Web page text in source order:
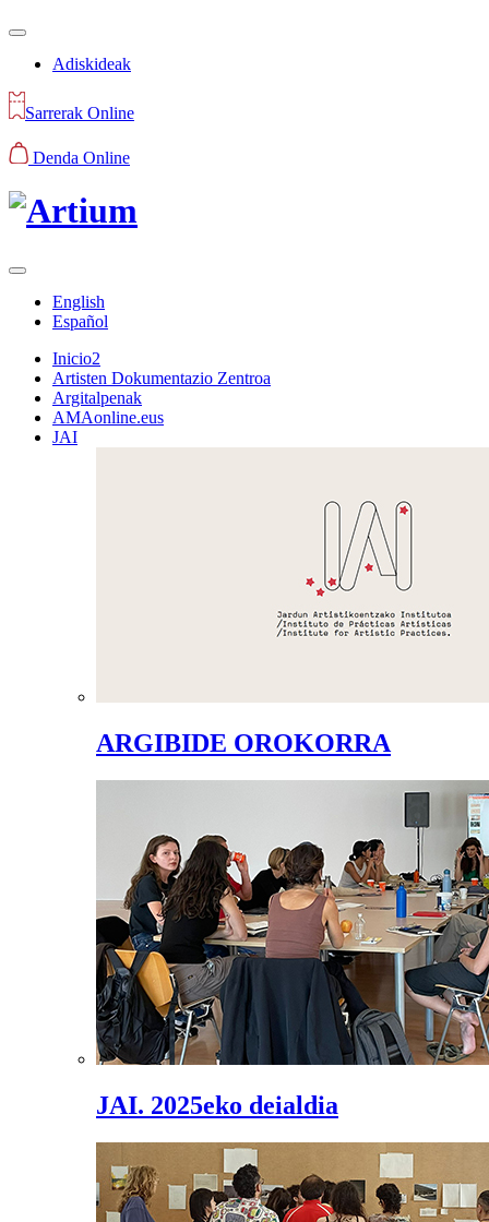
Adiskideak
Sarrerak Online
Denda Online
English
Español
Inicio2
Artisten Dokumentazio Zentroa
Argitalpenak
AMAonline.eus
JAI
ARGIBIDE OROKORRA
JAI. 2025eko deialdia